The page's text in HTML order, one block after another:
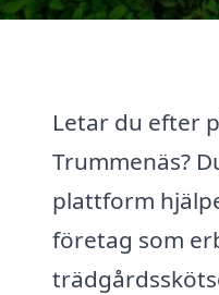
Letar du efter
Trummenäs?
plattform
företag som